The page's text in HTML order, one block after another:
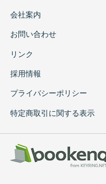
会社案内
お問い合わせ
リンク
採用情報
プライバシーポリシー
特定商取引に関する表示